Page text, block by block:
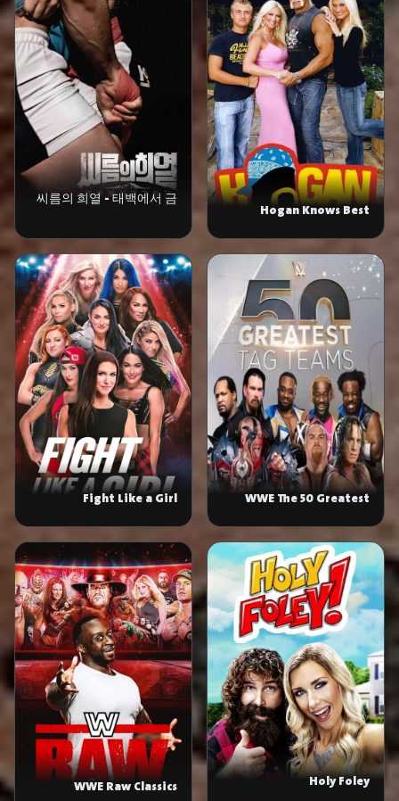
Hogan Knows Best
씨름의 희열 - 태백에서 금
WWE The 50 Greatest
Fight Like a Girl
Holy Foley
WWE Raw Classics